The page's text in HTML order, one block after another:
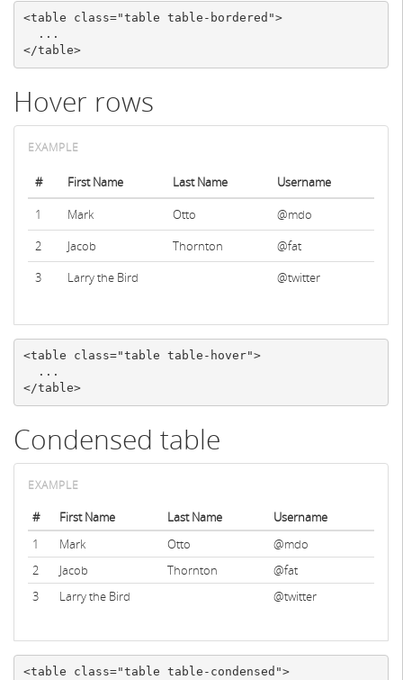
<table class="table table-bordered">
</table>
Hover rows
# First Name Last Name
Username
1
Mark Otto
@mdo
2
Jacob Thornton
@fat
3
Larry the Bird @twitter
<table class="table table-hover">
</table>
Condensed table
# First Name Last Name
Username
1
Mark Otto
@mdo
2
Jacob Thornton
@fat
3
Larry the Bird @twitter
<table class="table table-condensed">